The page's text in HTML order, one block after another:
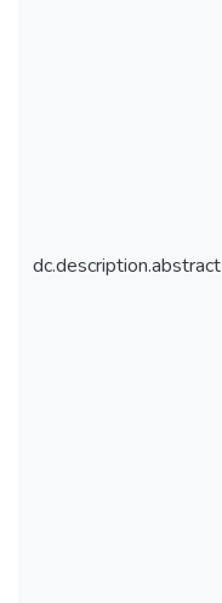
dc.description.abstract